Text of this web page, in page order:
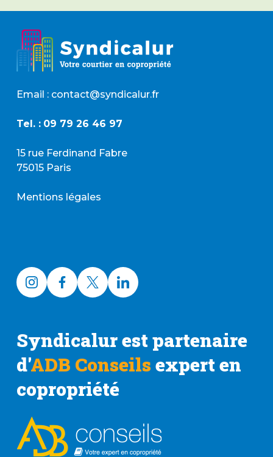
Email : contact@syndicalur.fr
Tel. : 09 79 26 46 97
15 rue Ferdinand Fabre
75015 Paris
Mentions légales
Syndicalur est partenaire
d'ADB Conseils expert en
copropriété